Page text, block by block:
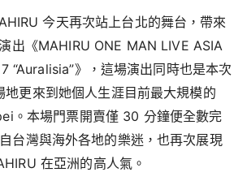
今天再次站上台北的舞台，帶來
出《MAHIRU ONE MAN LIVE ASIA
“Auralisia”》，這場演出同時也是本次
地更來到她個人生涯目前最大規模的
。本場門票開賣僅 30 分鐘便全數完
台灣與海外各地的樂迷，也再次展現
在亞洲的高人氣。